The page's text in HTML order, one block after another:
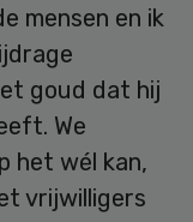
mensen en ik
goud dat hij
We
het wél kan,
vrijwilligers